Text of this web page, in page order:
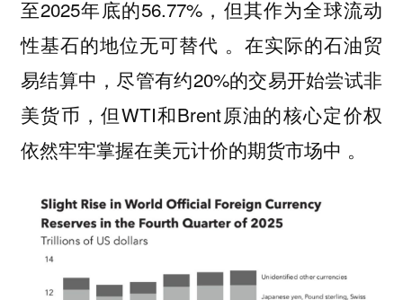
至2025年底的56.77%，但其作为全球流动
性基石的地位无可替代 。在实际的石油贸
易结算中，尽管有约20%的交易开始尝试非
美货币，但WTI和Brent原油的核心定价权
依然牢牢掌握在美元计价的期货市场中 。